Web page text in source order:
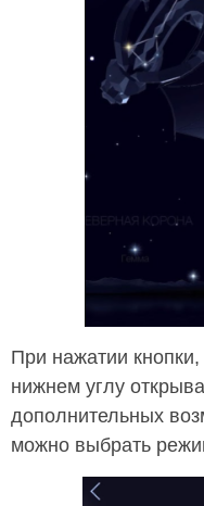
При нажатии
нижнем углу
дополнительных
можно выбрать